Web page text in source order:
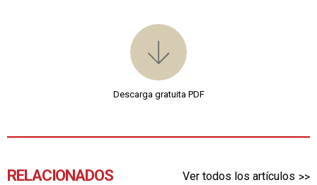
Descarga gratuita PDF
RELACIONADOS Ver todos los artículos